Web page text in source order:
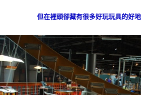
但在裡頭卻藏有很多好玩玩具的好地